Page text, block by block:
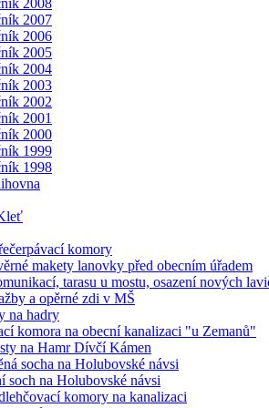
2008
2007
2006
2005
2004
2003
2002
2001
2000
1999
1998
komory
makety lanovky před obecním úřadem
tarasu u mostu, osazení nových
a opěrné zdi v MŠ
na hadry
komora na obecní kanalizaci "u Zemanů"
na Hamr Dívčí Kámen
socha na Holubovské návsi
soch na Holubovské návsi
komory na kanalizaci